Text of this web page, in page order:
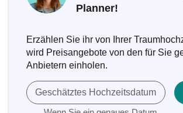
Planner!
Erzählen Sie ihr von Ihrer
wird Preisangebote von den für Sie
Anbietern einholen.
Geschätztes Hochzeitsdatum